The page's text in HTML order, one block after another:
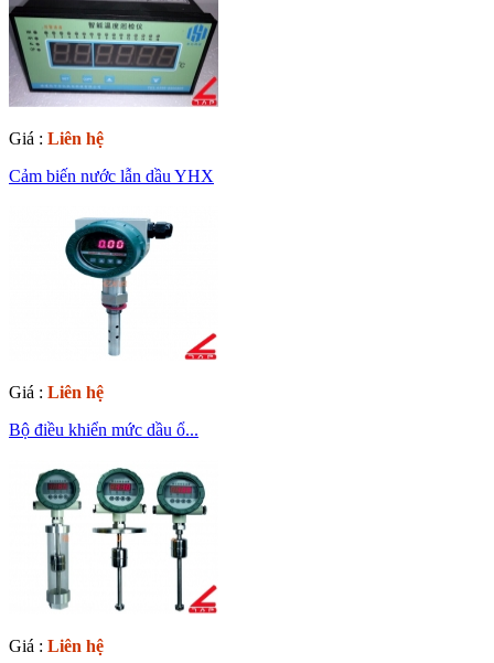
Giá : Liên hệ
Cảm biến nước lẫn dầu YHX
Giá : Liên hệ
Bộ điều khiển mức dầu ổ...
Giá : Liên hệ